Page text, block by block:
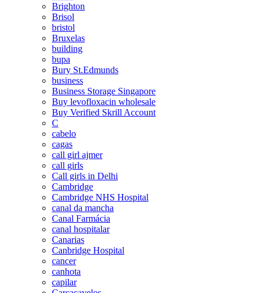
Brighton
Brisol
bristol
Bruxelas
building
bupa
Bury St.Edmunds
business
Business Storage Singapore
Buy levofloxacin wholesale
Buy Verified Skrill Account
C
cabelo
cagas
call girl ajmer
call girls
Call girls in Delhi
Cambridge
Cambridge NHS Hospital
canal da mancha
Canal Farmácia
canal hospitalar
Canarias
Canbridge Hospital
cancer
canhota
capilar